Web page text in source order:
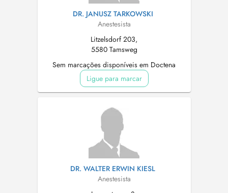
DR. JANUSZ TARKOWSKI
Anestesista
Litzelsdorf 203,
5580 Tamsweg
Sem marcações disponíveis em Doctena
Ligue para marcar
DR. WALTER ERWIN KIESL
Anestesista